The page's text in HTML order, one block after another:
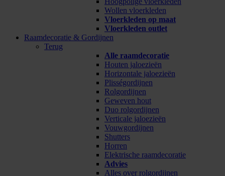
Wollen vloerkleden
Vloerkleden op maat
Vloerkleden outlet
Raamdecoratie & Gordijnen
Terug
Alle raamdecoratie
Houten jaloezieën
Horizontale jaloezieën
Plisségordijnen
Rolgordijnen
Geweven hout
Duo rolgordijnen
Verticale jaloezieën
Vouwgordijnen
Shutters
Horren
Elektrische raamdecoratie
Advies
Alles over rolgordijnen